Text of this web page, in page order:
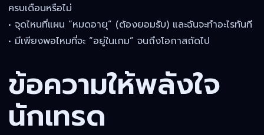
ครบเดือนหรือไม่
• จุดไหนที่แผน “หมดอายุ” (ต้องยอมรับ) และฉันจะทำอะไรทันที
• มีเพียงพอไหมที่จะ “อยู่ในเกม” จนถึงโอกาสถัดไป
ข้อความให้พลังใจ
นักเทรด